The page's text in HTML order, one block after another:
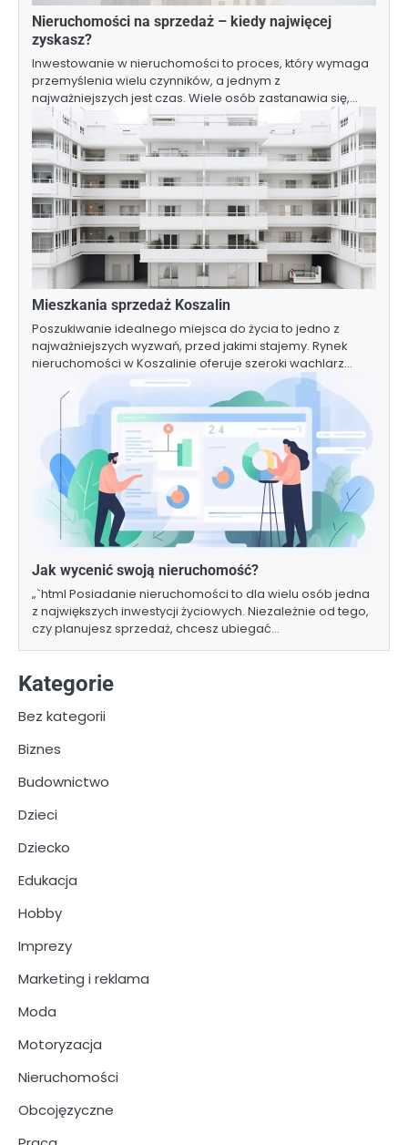
Nieruchomości na sprzedaż – kiedy najwięcej
zyskasz?
Inwestowanie w nieruchomości to proces, który wymaga
przemyślenia wielu czynników, a jednym z
najważniejszych jest czas. Wiele osób zastanawia się,…
Mieszkania sprzedaż Koszalin
Poszukiwanie idealnego miejsca do życia to jedno z
najważniejszych wyzwań, przed jakimi stajemy. Rynek
nieruchomości w Koszalinie oferuje szeroki wachlarz…
Jak wycenić swoją nieruchomość?
„`html Posiadanie nieruchomości to dla wielu osób jedna
z największych inwestycji życiowych. Niezależnie od tego,
czy planujesz sprzedaż, chcesz ubiegać…
Kategorie
Bez kategorii
Biznes
Budownictwo
Dzieci
Dziecko
Edukacja
Hobby
Imprezy
Marketing i reklama
Moda
Motoryzacja
Nieruchomości
Obcojęzyczne